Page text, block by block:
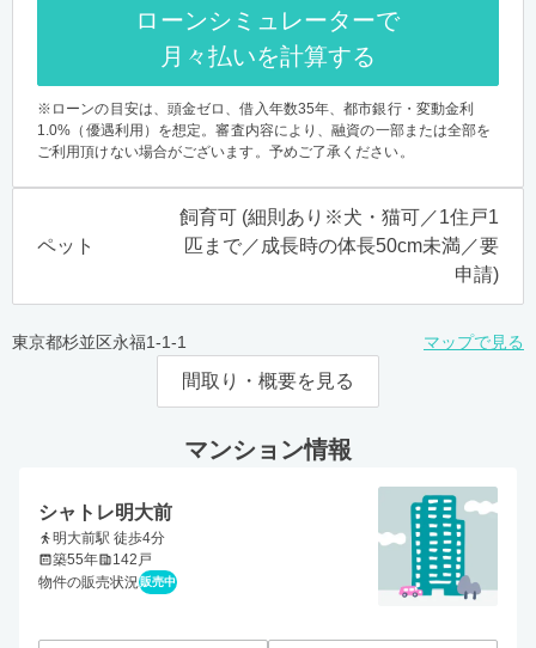
ローンシミュレーターで
月々払いを計算する
※ローンの目安は、頭金ゼロ、借入年数35年、都市銀行・変動金利
1.0%（優遇利用）を想定。審査内容により、融資の一部または全部を
ご利用頂けない場合がございます。予めご了承ください。
ペット
飼育可 (細則あり※犬・猫可／1住戸1
匹まで／成長時の体長50cm未満／要
申請)
東京都杉並区永福1-1-1 マップで見る
間取り・概要を見る
マンション情報
シャトレ明大前
明大前駅 徒歩4分
築55年
142戸
物件の販売状況 販売中